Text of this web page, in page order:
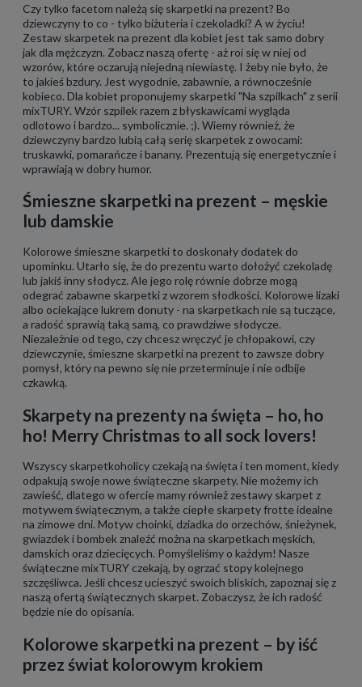
Czy tylko facetom należą się skarpetki na prezent? Bo
dziewczyny to co - tylko biżuteria i czekoladki? A w życiu!
Zestaw skarpetek na prezent dla kobiet jest tak samo dobry
jak dla mężczyzn. Zobacz naszą ofertę - aż roi się w niej od
wzorów, które oczarują niejedną niewiastę. I żeby nie było, że
to jakieś bzdury. Jest wygodnie, zabawnie, a równocześnie
kobieco. Dla kobiet proponujemy skarpetki "Na szpilkach" z serii
mixTURY. Wzór szpilek razem z błyskawicami wygląda
odlotowo i bardzo... symbolicznie. ;). Wiemy również, że
dziewczyny bardzo lubią całą serię skarpetek z owocami:
truskawki, pomarańcze i banany. Prezentują się energetycznie i
wprawiają w dobry humor.
Śmieszne skarpetki na prezent – męskie
lub damskie
Kolorowe śmieszne skarpetki to doskonały dodatek do
upominku. Utarło się, że do prezentu warto dołożyć czekoladę
lub jakiś inny słodycz. Ale jego rolę równie dobrze mogą
odegrać zabawne skarpetki z wzorem słodkości. Kolorowe lizaki
albo ociekające lukrem donuty - na skarpetkach nie są tuczące,
a radość sprawią taką samą, co prawdziwe słodycze.
Niezależnie od tego, czy chcesz wręczyć je chłopakowi, czy
dziewczynie, śmieszne skarpetki na prezent to zawsze dobry
pomysł, który na pewno się nie przeterminuje i nie odbije
czkawką.
Skarpety na prezenty na święta – ho, ho
ho! Merry Christmas to all sock lovers!
Wszyscy skarpetkoholicy czekają na święta i ten moment, kiedy
odpakują swoje nowe świąteczne skarpety. Nie możemy ich
zawieść, dlatego w ofercie mamy również zestawy skarpet z
motywem świątecznym, a także ciepłe skarpety frotte idealne
na zimowe dni. Motyw choinki, dziadka do orzechów, śnieżynek,
gwiazdek i bombek znaleźć można na skarpetkach męskich,
damskich oraz dziecięcych. Pomyśleliśmy o każdym! Nasze
świąteczne mixTURY czekają, by ogrzać stopy kolejnego
szczęśliwca. Jeśli chcesz ucieszyć swoich bliskich, zapoznaj się z
naszą ofertą świątecznych skarpet. Zobaczysz, że ich radość
będzie nie do opisania.
Kolorowe skarpetki na prezent – by iść
przez świat kolorowym krokiem